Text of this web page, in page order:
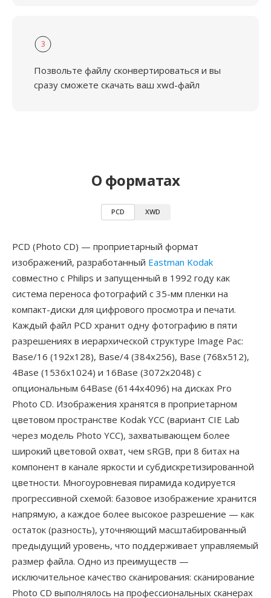
3
Позвольте файлу сконвертироваться и вы
сразу сможете скачать ваш xwd-файл
О форматах
PCD XWD
PCD (Photo CD) — проприетарный формат
изображений, разработанный Eastman Kodak
совместно с Philips и запущенный в 1992 году как
система переноса фотографий с 35-мм пленки на
компакт-диски для цифрового просмотра и печати.
Каждый файл PCD хранит одну фотографию в пяти
разрешениях в иерархической структуре Image Pac:
Base/16 (192x128), Base/4 (384x256), Base (768x512),
4Base (1536x1024) и 16Base (3072x2048) с
опциональным 64Base (6144x4096) на дисках Pro
Photo CD. Изображения хранятся в проприетарном
цветовом пространстве Kodak YCC (вариант CIE Lab
через модель Photo YCC), захватывающем более
широкий цветовой охват, чем sRGB, при 8 битах на
компонент в канале яркости и субдискретизированной
цветности. Многоуровневая пирамида кодируется
прогрессивной схемой: базовое изображение хранится
напрямую, а каждое более высокое разрешение — как
остаток (разность), уточняющий масштабированный
предыдущий уровень, что поддерживает управляемый
размер файла. Одно из преимуществ —
исключительное качество сканирования: сканирование
Photo CD выполнялось на профессиональных сканерах